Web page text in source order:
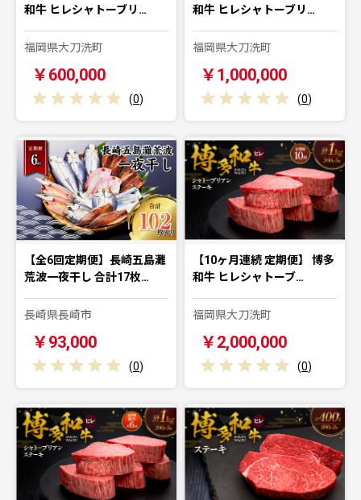
和牛 ヒレシャトーブリ…
福岡県大刀洗町
￥600,000
(0)
和牛 ヒレシャトーブリ…
福岡県大刀洗町
￥1,000,000
(0)
【全6回定期便】長崎五島灘
荒波一夜干し 合計17枚…
長崎県長崎市
￥93,000
(0)
【10ヶ月連続 定期便】 博多
和牛 ヒレシャトーブ…
福岡県大刀洗町
￥2,000,000
(0)